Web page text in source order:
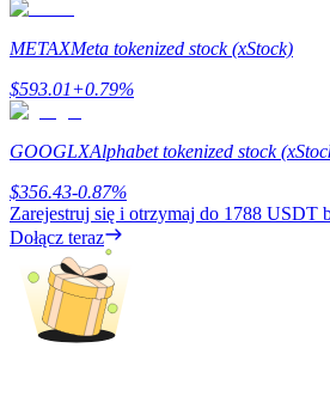
Przewodnik dla początkujących
Strategie handlowe
Dowiedz się, jak zachować
METAXMeta tokenized stock (xStock)
$593.01+0.79%
GOOGLXAlphabet tokenized stock
$356.43-0.87%
Zarejestruj się i otrzymaj do 1788 USDT
Dołącz teraz